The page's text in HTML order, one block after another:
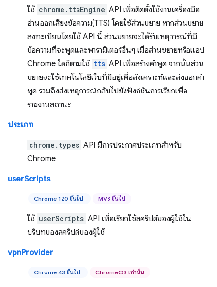
ใช้ chrome.ttsEngine API เพื่อติดตั้งใช้งานเครื่องมือ
อ่านออกเสียงข้อความ(TTS) โดยใช้ส่วนขยาย หากส่วนขยาย
ลงทะเบียนโดยใช้ API นี้ ส่วนขยายจะได้รับเหตุการณ์ที่มี
ข้อความที่จะพูดและพารามิเตอร์อื่นๆ เมื่อส่วนขยายหรือแอป
Chrome ใดก็ตามใช้ tts API เพื่อสร้างคำพูด จากนั้นส่วน
ขยายจะใช้เทคโนโลยีเว็บที่มีอยู่เพื่อสังเคราะห์และส่งออกคำ
พูด รวมถึงส่งเหตุการณ์กลับไปยังฟังก์ชันการเรียกเพื่อ
รายงานสถานะ
ประเภท
chrome.types API มีการประกาศประเภทสำหรับ
Chrome
userScripts
Chrome 120 ขึ้นไป MV3 ขึ้นไป
ใช้ userScripts API เพื่อเรียกใช้สคริปต์ของผู้ใช้ใน
บริบทของสคริปต์ของผู้ใช้
vpnProvider
Chrome 43 ขึ้นไป ChromeOS เท่านั้น